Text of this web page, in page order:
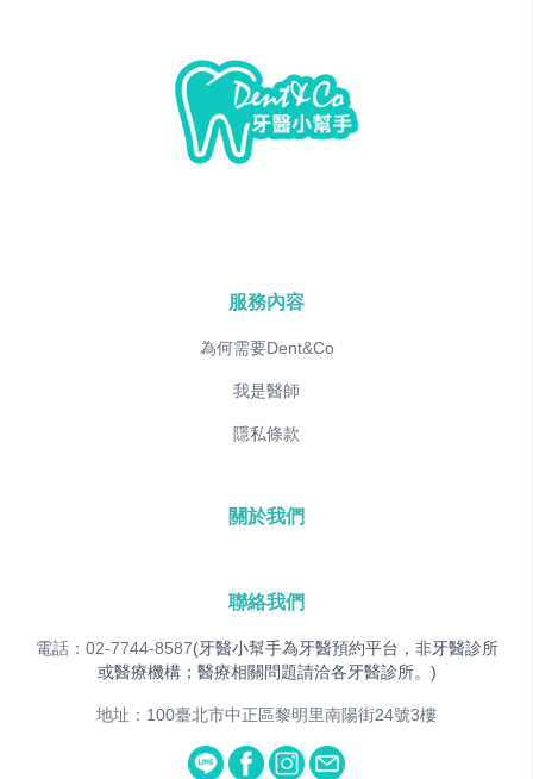
服務內容
為何需要Dent&Co
我是醫師
隱私條款
關於我們
聯絡我們
電話：02-7744-8587(牙醫小幫手為牙醫預約平台，非牙醫診所
或醫療機構；醫療相關問題請洽各牙醫診所。)
地址：100臺北市中正區黎明里南陽街24號3樓